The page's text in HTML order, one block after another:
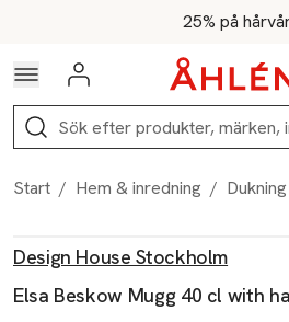
Hoppa till navigationsmenyn25% på
För medlemmar -
Logga in
Sök
Start / Hem & inredning /
Design House Stockholm
Elsa Beskow Mugg 40 cl with